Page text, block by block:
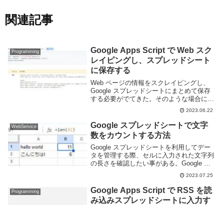
関連記事
Programming
Google Apps Script で Web スク
レイピングし、スプレッドシート
に保存する
Web ページの情報をスクレイピングし、
Google スプレッドシートにまとめて保存
する必要がでてきた。そのような場合には
Google Apps Script を利用すると簡単に保
存までできるので便利だ。Google Apps
Scrip...
2023.06.22
WebService
Google スプレッドシートで文字
数をカウントする方法
Google スプレッドシートを利用してデー
タを管理する際、セルに入力された文字列
の長さを確認したい事がある。Google ス
プレッドシートでは LEN 関数を利用する
ことで簡単に文字列の長さを取得すること
ができる。このページでは Goog...
2023.07.25
Programming
Google Apps Script で RSS を読
み込みスプレッドシートに入力す